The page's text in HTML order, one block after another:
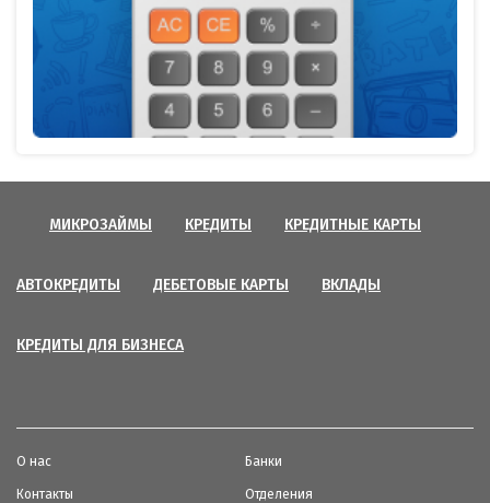
МИКРОЗАЙМЫ КРЕДИТЫ КРЕДИТНЫЕ КАРТЫ
АВТОКРЕДИТЫ ДЕБЕТОВЫЕ КАРТЫ ВКЛАДЫ
КРЕДИТЫ ДЛЯ БИЗНЕСА
О нас
Контакты
Банки
Отделения